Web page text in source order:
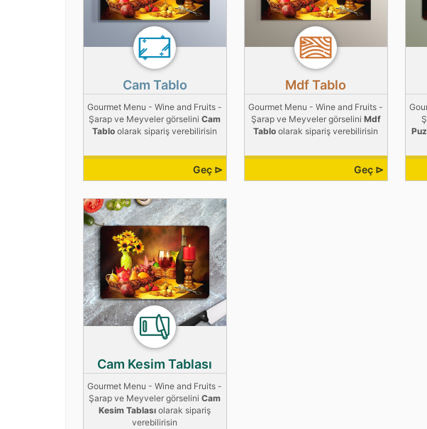
Cam Tablo
Gourmet Menu - Wine and Fruits -
Şarap ve Meyveler görseliniCam
Tablo olarak sipariş verebilirisin
Geç ⊳
Mdf Tablo
Gourmet Menu - Wine and Fruits -
Şarap ve Meyveler görselini Mdf
Tablo olarak sipariş verebilirisin
Geç ⊳
Cam Kesim Tablası
Gourmet Menu - Wine and Fruits -
Şarap ve Meyveler görseliniCam
Kesim Tablası olarak sipariş
verebilirisin